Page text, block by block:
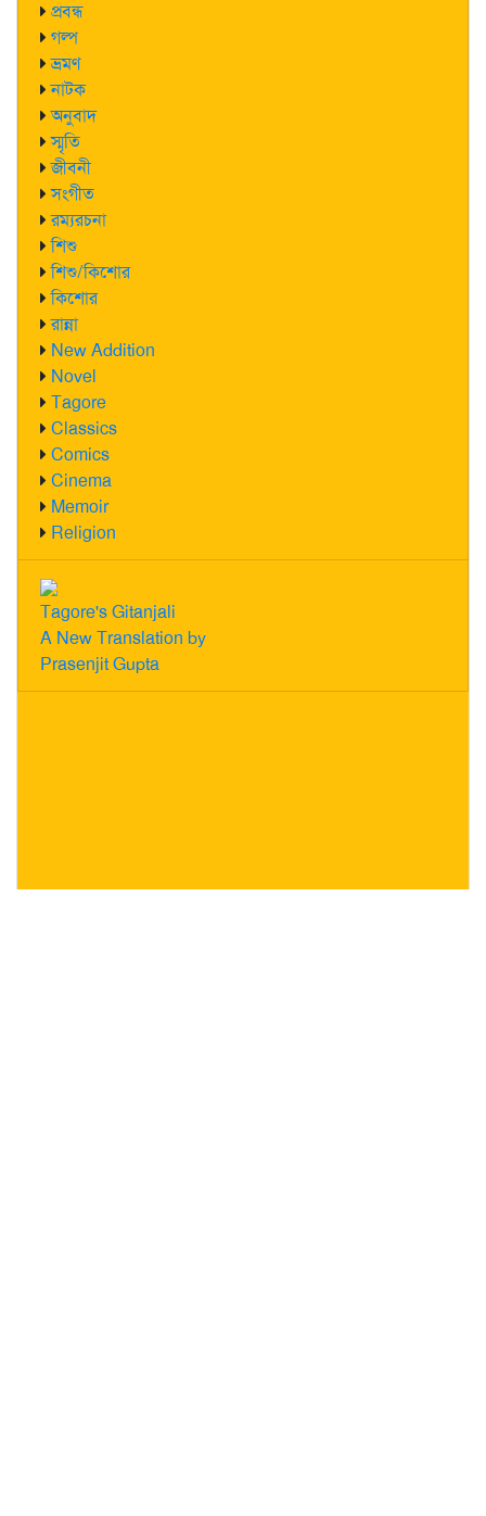
প্রবন্ধ
গল্প
ভ্রমণ
নাটক
অনুবাদ
স্মৃতি
জীবনী
সংগীত
রম্যরচনা
শিশু
শিশু/কিশোর
কিশোর
রান্না
New Addition
Novel
Tagore
Classics
Comics
Cinema
Memoir
Religion
Tagore's Gitanjali
A New Translation by
Prasenjit Gupta